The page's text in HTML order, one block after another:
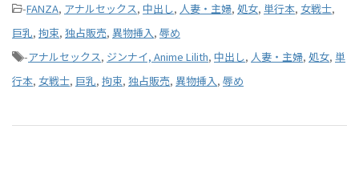
-FANZA, アナルセックス, 中出し, 人妻・主婦, 処女, 単行本, 女戦士,
巨乳, 拘束, 独占販売, 異物挿入, 辱め
-アナルセックス, ジンナイ, Anime Lilith, 中出し, 人妻・主婦, 処女, 単
行本, 女戦士, 巨乳, 拘束, 独占販売, 異物挿入, 辱め